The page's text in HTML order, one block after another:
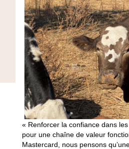
« Renforcer la confiance dans
pour une chaîne de valeur
Mastercard, nous pensons